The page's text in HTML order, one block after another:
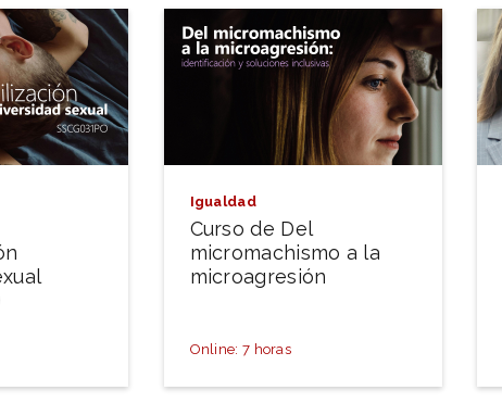
Igualdad
Curso de Del
micromachismo a la
microagresión
Online: 7 horas